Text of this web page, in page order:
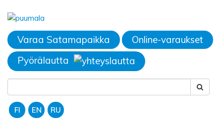
Varaa Satamapaikka
Online-varaukset
Pyörälautta
FI EN RU